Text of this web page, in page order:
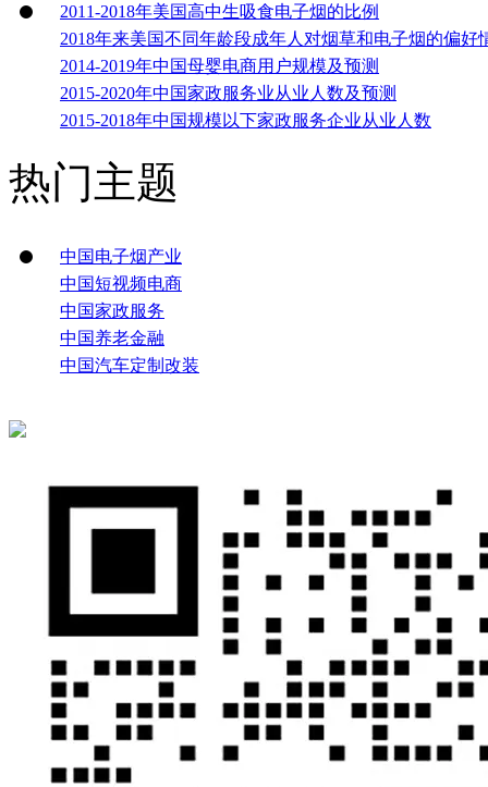
2011-2018年美国高中生吸食电子烟的比例
2018年来美国不同年龄段成年人对烟草和电子烟的偏好
2014-2019年中国母婴电商用户规模及预测
2015-2020年中国家政服务业从业人数及预测
2015-2018年中国规模以下家政服务企业从业人数
热门主题
中国电子烟产业
中国短视频电商
中国家政服务
中国养老金融
中国汽车定制改装